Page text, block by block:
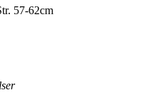
57-62cm